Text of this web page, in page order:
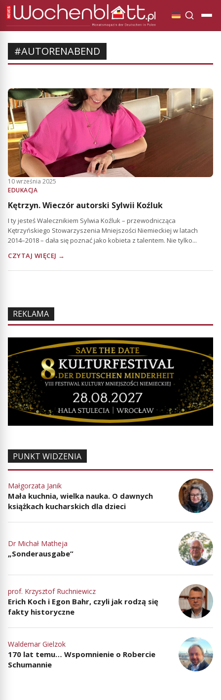
#AUTORENABEND
10 września 2025
EDUKACJA
Kętrzyn. Wieczór autorski Sylwii Koźluk
I ty jesteś Walecznikiem Sylwia Koźluk – przewodnicząca
Kętrzyńskiego Stowarzyszenia Mniejszości Niemieckiej w latach
2014–2018 – dała się poznać jako kobieta z talentem. Nie tylko...
CZYTAJ WIĘCEJ →
REKLAMA
PUNKT WIDZENIA
Małgorzata Janik
Mała kuchnia, wielka nauka. O dawnych
książkach kucharskich dla dzieci
Dr Michał Matheja
„Sonderausgabe”
prof. Krzysztof Ruchniewicz
Erich Koch i Egon Bahr, czyli jak rodzą się
fakty historyczne
Waldemar Gielzok
170 lat temu… Wspomnienie o Robercie
Schumannie